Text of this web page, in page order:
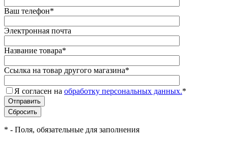
Ваш телефон*
Электронная почта
Название товара*
Ссылка на товар другого магазина*
Я согласен на обработку персональных данных.*
* - Поля, обязательные для заполнения